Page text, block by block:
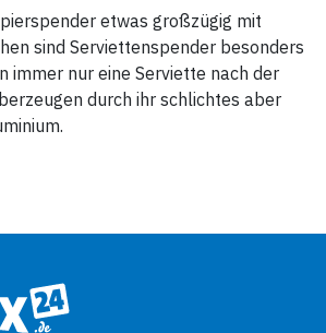
dank
Award
etwas großzügig mit
sind Serviettenspender besonders
immer nur eine Serviette nach der
durch ihr schlichtes aber